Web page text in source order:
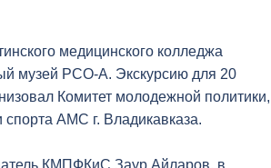
Незаконное строительство
Информация финансового
медицинского колледжа
музей РСО-А. Экскурсию для 20
Комитет молодежной политики,
спорта АМС г. Владикавказа.
КМПФКиС Заур Айларов, в